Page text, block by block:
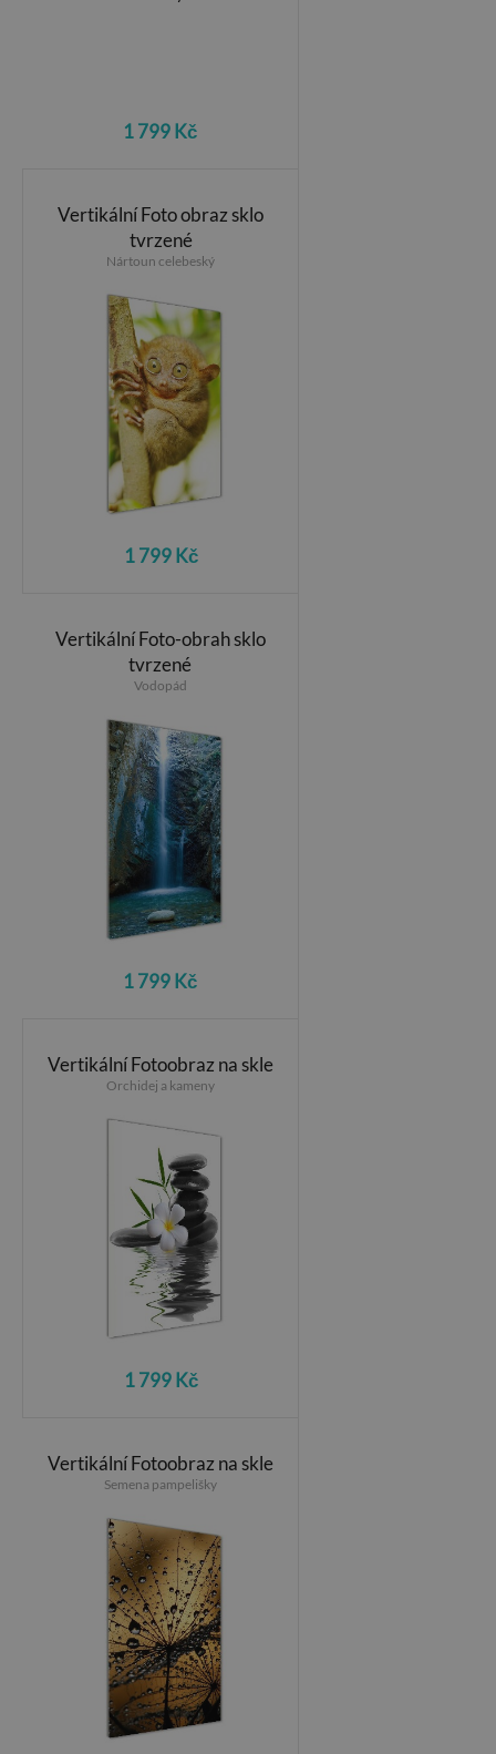
1 799 Kč
Vertikální Foto obraz sklo
tvrzené
Nártoun celebeský
1 799 Kč
Vertikální Foto-obrah sklo
tvrzené
Vodopád
1 799 Kč
Vertikální Fotoobraz na skle
Orchidej a kameny
1 799 Kč
Vertikální Fotoobraz na skle
Semena pampelišky